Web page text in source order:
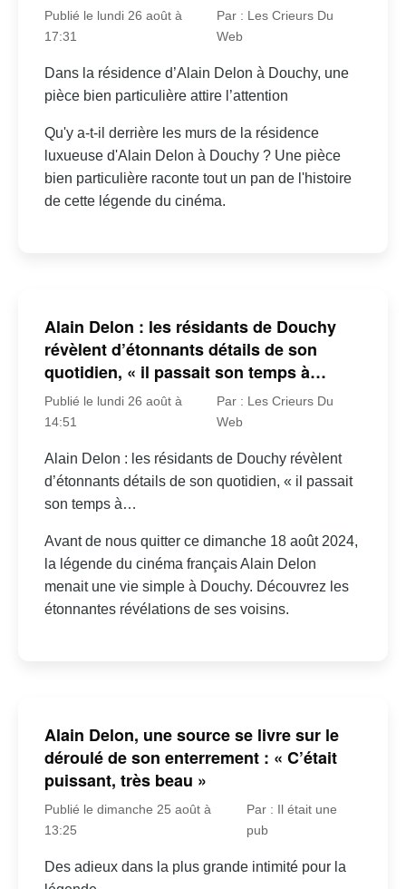
Publié le lundi 26 août à
17:31
Par : Les Crieurs Du
Web
Dans la résidence d’Alain Delon à Douchy, une
pièce bien particulière attire l’attention
Qu'y a-t-il derrière les murs de la résidence
luxueuse d'Alain Delon à Douchy ? Une pièce
bien particulière raconte tout un pan de l'histoire
de cette légende du cinéma.
Alain Delon : les résidants de Douchy
révèlent d’étonnants détails de son
quotidien, « il passait son temps à…
Publié le lundi 26 août à
14:51
Par : Les Crieurs Du
Web
Alain Delon : les résidants de Douchy révèlent
d’étonnants détails de son quotidien, « il passait
son temps à…
Avant de nous quitter ce dimanche 18 août 2024,
la légende du cinéma français Alain Delon
menait une vie simple à Douchy. Découvrez les
étonnantes révélations de ses voisins.
Alain Delon, une source se livre sur le
déroulé de son enterrement : « C’était
puissant, très beau »
Publié le dimanche 25 août à
13:25
Par : Il était une
pub
Des adieux dans la plus grande intimité pour la